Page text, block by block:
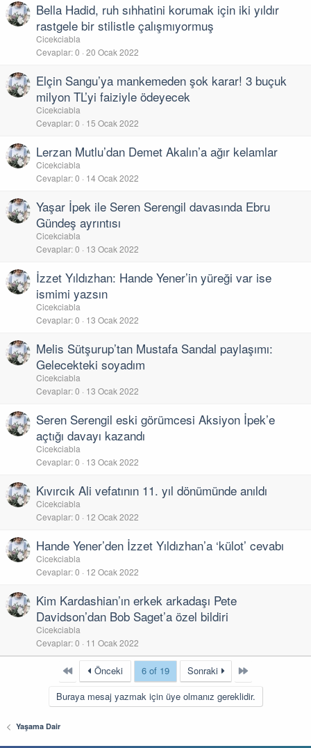
Bella Hadid, ruh sıhhatini korumak için iki yıldır
rastgele bir stilistle çalışmıyormuş
Cicekciabla
Cevaplar 0 20 Ocak 2022
Elçin Sangu’ya mankemeden şok karar! 3 buçuk
milyon TL’yi faiziyle ödeyecek
Cicekciabla
Cevaplar 0 15 Ocak 2022
Lerzan Mutlu’dan Demet Akalın’a ağır kelamlar
Cicekciabla
Cevaplar 0 14 Ocak 2022
Yaşar İpek ile Seren Serengil davasında Ebru
Gündeş ayrıntısı
Cicekciabla
Cevaplar 0 13 Ocak 2022
İzzet Yıldızhan: Hande Yener’in yüreği var ise
ismimi yazsın
Cicekciabla
Cevaplar 0 13 Ocak 2022
Melis Sütşurup’tan Mustafa Sandal paylaşımı:
Gelecekteki soyadım
Cicekciabla
Cevaplar 0 13 Ocak 2022
Seren Serengil eski görümcesi Aksiyon İpek’e
açtığı davayı kazandı
Cicekciabla
Cevaplar 0 13 Ocak 2022
Kıvırcık Ali vefatının 11. yıl dönümünde anıldı
Cicekciabla
Cevaplar 0 12 Ocak 2022
Hande Yener’den İzzet Yıldızhan’a ‘külot’ cevabı
Cicekciabla
Cevaplar 0 12 Ocak 2022
Kim Kardashian’ın erkek arkadaşı Pete
Davidson’dan Bob Saget’a özel bildiri
Cicekciabla
Cevaplar 0 11 Ocak 2022
First Önceki 6 of 19 Sonraki
Last
Buraya mesaj yazmak için üye olmanız gereklidir.
Yaşama Dair